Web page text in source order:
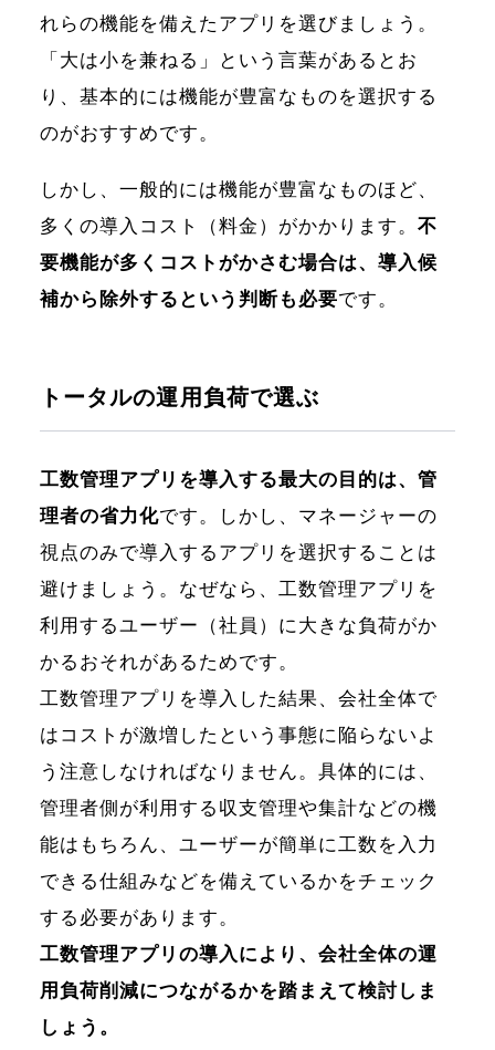
れらの機能を備えたアプリを選びましょう。
「大は小を兼ねる」という言葉があるとお
り、基本的には機能が豊富なものを選択する
のがおすすめです。
しかし、一般的には機能が豊富なものほど、
多くの導入コスト（料金）がかかります。 不
要機能が多くコストがかさむ場合は、導入候
補から除外するという判断も必要です。
トータルの運用負荷で選ぶ
工数管理アプリを導入する最大の目的は、管
理者の省力化です。しかし、マネージャーの
視点のみで導入するアプリを選択することは
避けましょう。なぜなら、工数管理アプリを
利用するユーザー（社員）に大きな負荷がか
かるおそれがあるためです。
工数管理アプリを導入した結果、会社全体で
はコストが激増したという事態に陥らないよ
う注意しなければなりません。具体的には、
管理者側が利用する収支管理や集計などの機
能はもちろん、ユーザーが簡単に工数を入力
できる仕組みなどを備えているかをチェック
する必要があります。
工数管理アプリの導入により、会社全体の運
用負荷削減につながるかを踏まえて検討しま
しょう。